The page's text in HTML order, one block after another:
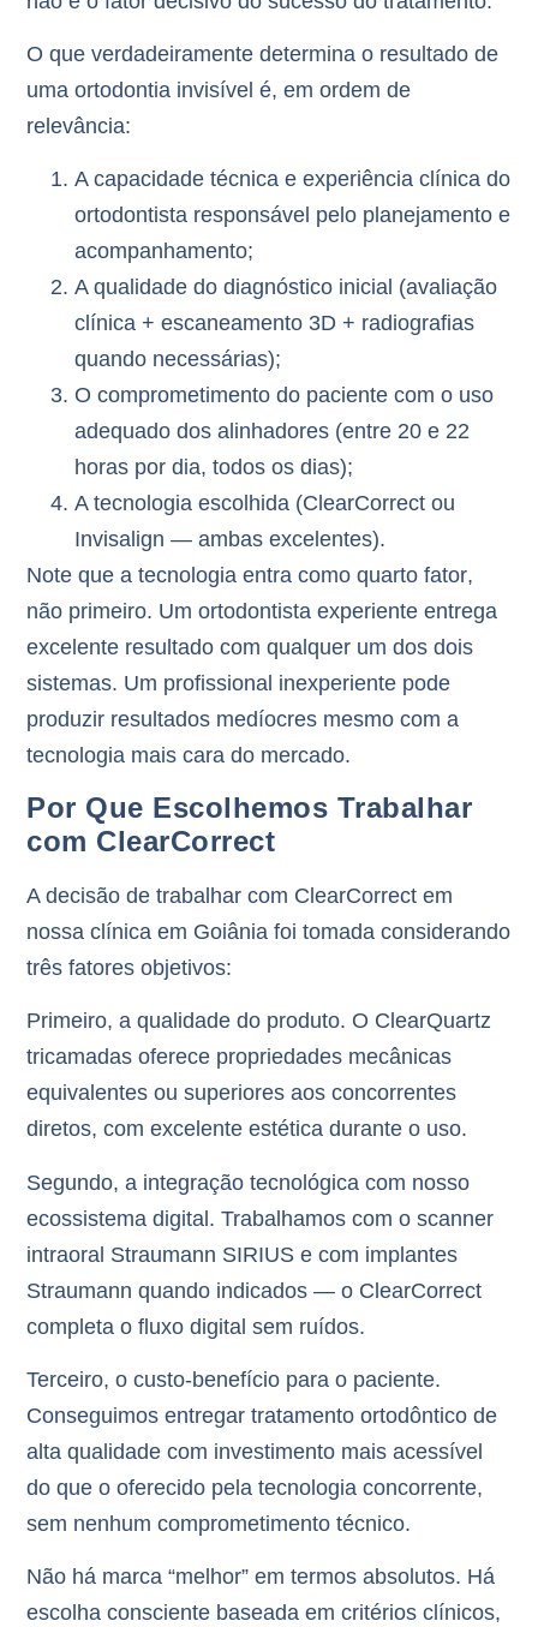
O que verdadeiramente determina o resultado de
uma ortodontia invisível é, em ordem de
relevância:
A capacidade técnica e experiência clínica do
ortodontista responsável pelo planejamento e
acompanhamento;
A qualidade do diagnóstico inicial (avaliação
clínica + escaneamento 3D + radiografias
quando necessárias);
O comprometimento do paciente com o uso
adequado dos alinhadores (entre 20 e 22
horas por dia, todos os dias);
A tecnologia escolhida (ClearCorrect ou
Invisalign — ambas excelentes).
Note que a tecnologia entra comoquarto fator,
não primeiro. Um ortodontista experiente entrega
excelente resultado com qualquer um dos dois
sistemas. Um profissional inexperiente pode
produzir resultados medíocres mesmo com a
tecnologia mais cara do mercado.
Por Que Escolhemos Trabalhar
com ClearCorrect
A decisão de trabalhar com ClearCorrect em
nossa clínica em Goiânia foi tomada considerando
três fatores objetivos:
Primeiro, aqualidade do produto. O ClearQuartz
tricamadas oferece propriedades mecânicas
equivalentes ou superiores aos concorrentes
diretos, com excelente estética durante o uso.
Segundo, a integração tecnológica com nosso
ecossistema digital. Trabalhamos com o scanner
intraoral Straumann SIRIUS e com implantes
Straumann quando indicados — o ClearCorrect
completa o fluxo digital sem ruídos.
Terceiro, ocusto-benefício para o paciente.
Conseguimos entregar tratamento ortodôntico de
alta qualidade com investimento mais acessível
do que o oferecido pela tecnologia concorrente,
sem nenhum comprometimento técnico.
Não há marca “melhor” em termos absolutos. Há
escolha consciente baseada em critérios clínicos,